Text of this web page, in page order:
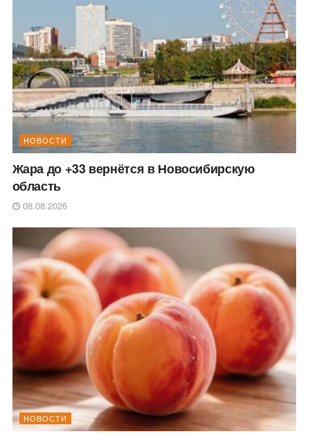
НОВОСТИ
Жара до +33 вернётся в Новосибирскую
область
08.08.2026
НОВОСТИ